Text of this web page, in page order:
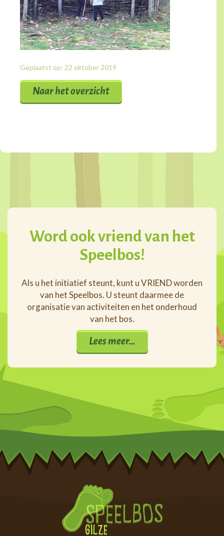
Geplaatst op: 22 oktober 2019
Naar het overzicht
Word ook vriend van het
Speelbos!
Als u het initiatief steunt, kunt u VRIEND worden
van het Speelbos. U steunt daarmee de
organisatie van activiteiten en het onderhoud
van het bos.
Lees meer…